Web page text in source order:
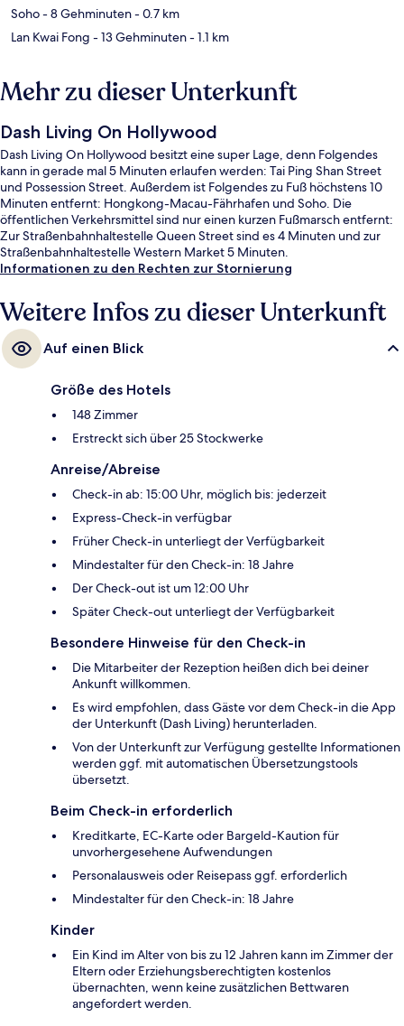
Soho- 8 Gehminuten- 0.7 km
Lan Kwai Fong - 13 Gehminuten- 1.1 km
Mehr zu dieser Unterkunft
Dash Living On Hollywood
Dash Living On Hollywood besitzt eine super Lage, denn Folgendes
kann in gerade mal 5 Minuten erlaufen werden: Tai Ping Shan Street
und Possession Street. Außerdem ist Folgendes zu Fuß höchstens 10
Minuten entfernt: Hongkong-Macau-Fährhafen und Soho. Die
öffentlichen Verkehrsmittel sind nur einen kurzen Fußmarsch entfernt:
Zur Straßenbahnhaltestelle Queen Street sind es 4 Minuten und zur
Straßenbahnhaltestelle Western Market 5 Minuten.
Informationen zu den Rechten zur Stornierung
Weitere Infos zu dieser Unterkunft
Auf einen Blick
Größe des Hotels
148 Zimmer
Erstreckt sich über 25 Stockwerke
Anreise/Abreise
Check-in ab: 15:00 Uhr, möglich bis: jederzeit
Express-Check-in verfügbar
Früher Check-in unterliegt der Verfügbarkeit
Mindestalter für den Check-in: 18 Jahre
Der Check-out ist um 12:00 Uhr
Später Check-out unterliegt der Verfügbarkeit
Besondere Hinweise für den Check-in
Die Mitarbeiter der Rezeption heißen dich bei deiner
Ankunft willkommen.
Es wird empfohlen, dass Gäste vor dem Check-in die App
der Unterkunft (Dash Living) herunterladen.
Von der Unterkunft zur Verfügung gestellte Informationen
werden ggf. mit automatischen Übersetzungstools
übersetzt.
Beim Check-in erforderlich
Kreditkarte, EC-Karte oder Bargeld-Kaution für
unvorhergesehene Aufwendungen
Personalausweis oder Reisepass ggf. erforderlich
Mindestalter für den Check-in: 18 Jahre
Kinder
Ein Kind im Alter von bis zu 12 Jahren kann im Zimmer der
Eltern oder Erziehungsberechtigten kostenlos
übernachten, wenn keine zusätzlichen Bettwaren
angefordert werden.